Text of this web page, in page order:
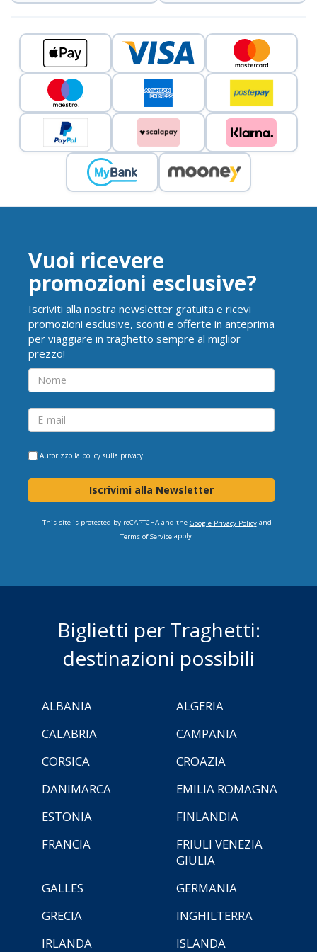
Vuoi ricevere
promozioni esclusive?
Iscriviti alla nostra newsletter gratuita e ricevi
promozioni esclusive, sconti e offerte in anteprima
per viaggiare in traghetto sempre al miglior
prezzo!
Autorizzo la policy sulla privacy
Iscrivimi alla Newsletter
This site is protected by reCAPTCHA and the Google Privacy Policyand
Terms of Serviceapply.
Biglietti per Traghetti:
destinazioni possibili
ALBANIA
ALGERIA
CALABRIA
CAMPANIA
CORSICA
CROAZIA
DANIMARCA
EMILIA ROMAGNA
ESTONIA
FINLANDIA
FRANCIA
FRIULI VENEZIA
GIULIA
GALLES
GERMANIA
GRECIA
INGHILTERRA
IRLANDA
ISLANDA